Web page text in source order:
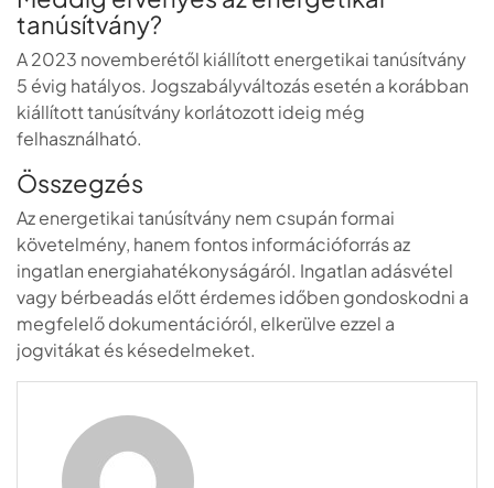
tanúsítvány?
A 2023 novemberétől kiállított energetikai tanúsítvány
5 évig hatályos. Jogszabályváltozás esetén a korábban
kiállított tanúsítvány korlátozott ideig még
felhasználható.
Összegzés
Az energetikai tanúsítvány nem csupán formai
követelmény, hanem fontos információforrás az
ingatlan energiahatékonyságáról. Ingatlan adásvétel
vagy bérbeadás előtt érdemes időben gondoskodni a
megfelelő dokumentációról, elkerülve ezzel a
jogvitákat és késedelmeket.